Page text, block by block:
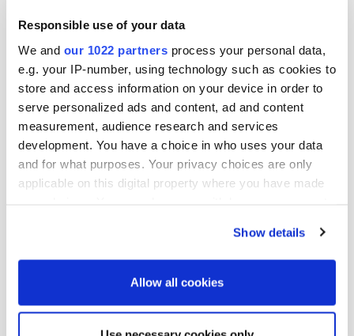
Responsible use of your data
We and our 1022 partners process your personal data,
e.g. your IP-number, using technology such as cookies to
store and access information on your device in order to
serve personalized ads and content, ad and content
measurement, audience research and services
development. You have a choice in who uses your data
and for what purposes. Your privacy choices are only
applicable on this digital property where you have made
If you allow, we would also like to:
Show details
Allow all cookies
Avainluvut,
jatkuvat toiminnot
2018 2017 Muutos 2018
Milj. eur 7-9 7-9 % 1-9
Laskutus 844,2 823,1 2,6
369,9 377,6 1157,5
Oikaistu käyttökate, % 6,7 4,4 4,6